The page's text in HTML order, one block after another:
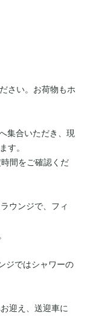
さい。お荷物もホ
いただき、現
す。
間をご確認くだ
ンジで、フィ
ではシャワーの
え、送迎車に